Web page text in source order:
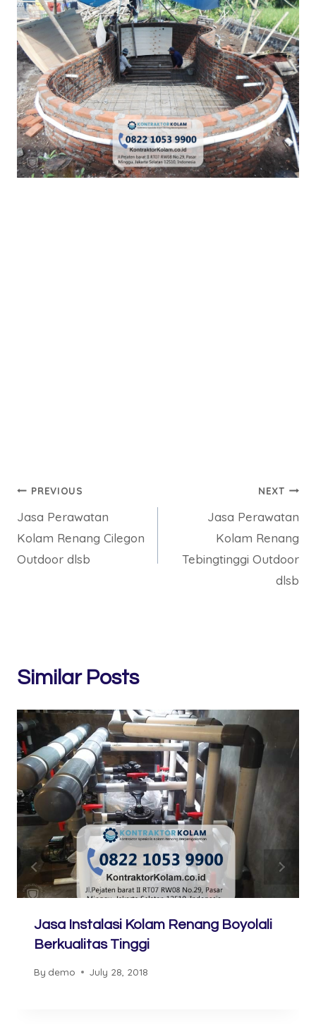
Post
navigation
PREVIOUS
Jasa Perawatan
Kolam Renang Cilegon
Outdoor dlsb
NEXT
Jasa Perawatan
Kolam Renang
Tebingtinggi Outdoor
dlsb
Similar Posts
Jasa Instalasi Kolam Renang Boyolali
Berkualitas Tinggi
By demo July 28, 2018